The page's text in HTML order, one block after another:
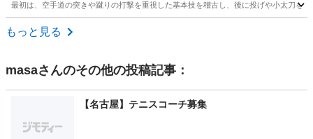
最初は、空手道の突きや蹴りの打撃を重視した基本技を稽古し、後に投げや小太刀を
愛知 豊橋市
もっと見る
masaさんのその他の投稿記事：
【名古屋】テニスコーチ募集